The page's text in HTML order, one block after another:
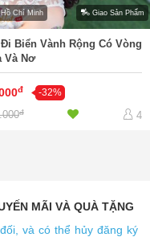
Chí Minh Giao Sản Phẩm
Đi Biển Vành Rộng Có Vòng
Và Nơ
đ -32%
đ 4
MÃI VÀ QUÀ TẶNG
và có thể hủy đăng ký